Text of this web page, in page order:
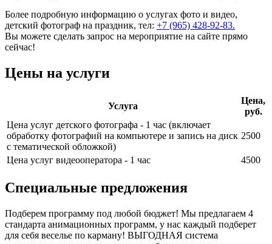
Более подробную информацию о услугах фото и видео,
детский фотограф на праздник, тел: +7 (965) 428-92-83.
Вы можете сделать запрос на мероприятие на сайте прямо
сейчас!
Цены на услуги
Услуга
Цена,
руб.
Цена услуг детского фотографа - 1 час (включает
обработку фотографий на компьютере и запись на диск
с тематической обложкой)
2500
Цена услуг видеооператора - 1 час 4500
Специальные предложения
Подберем программу под любой бюджет! Мы предлагаем 4
стандарта анимационных программ, у нас каждый подберет
для себя веселье по карману! ВЫГОДНАЯ система